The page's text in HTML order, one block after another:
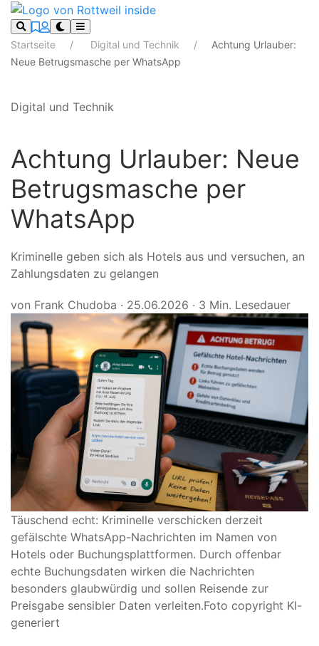
Startseite Digital und Technik
Achtung Urlauber:
Neue Betrugsmasche per WhatsApp
Digital und Technik
Achtung Urlauber: Neue
Betrugsmasche per
WhatsApp
Kriminelle geben sich als Hotels aus und versuchen, an
Zahlungsdaten zu gelangen
von Frank Chudoba · 25.06.2026 · 3 Min. Lesedauer
Täuschend echt: Kriminelle verschicken derzeit
gefälschte WhatsApp-Nachrichten im Namen von
Hotels oder Buchungsplattformen. Durch offenbar
echte Buchungsdaten wirken die Nachrichten
besonders glaubwürdig und sollen Reisende zur
Preisgabe sensibler Daten verleiten.Foto copyright KI-
generiert